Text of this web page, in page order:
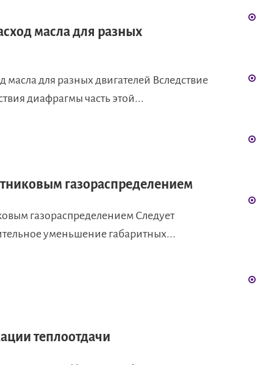
масла для разных
для разных двигателей Вследствие
диафрагмы часть этой...
газораспределением
газораспределением Следует
уменьшение габаритных...
теплоотдачи